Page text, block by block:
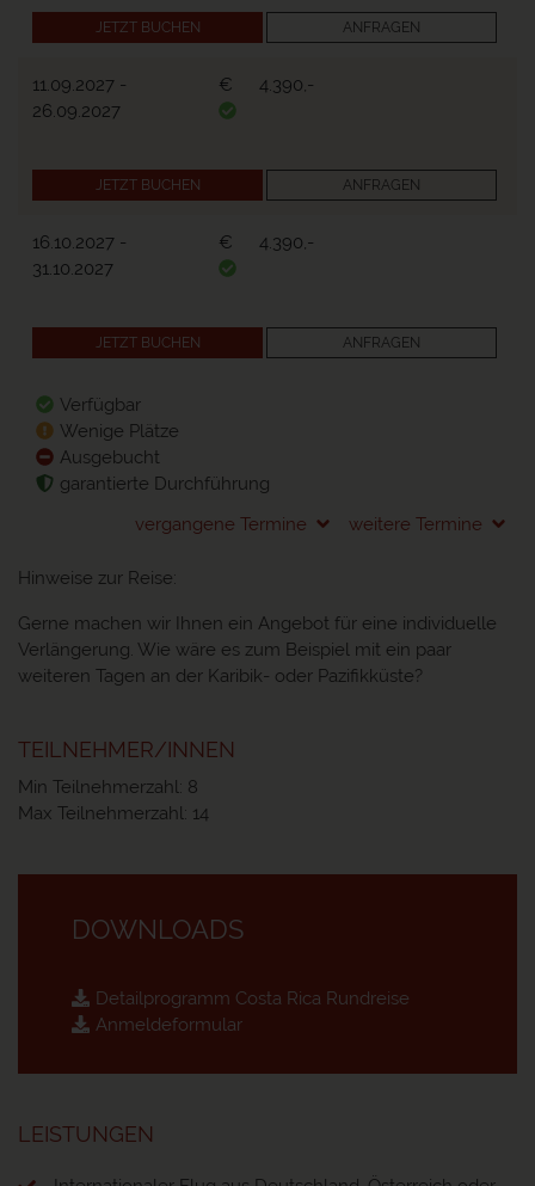
JETZT BUCHEN ANFRAGEN
11.09.2027 -
26.09.2027
€ 4.390,-
JETZT BUCHEN ANFRAGEN
16.10.2027 -
31.10.2027
€ 4.390,-
JETZT BUCHEN ANFRAGEN
Verfügbar
Wenige Plätze
Ausgebucht
garantierte Durchführung
weitere Termine
vergangene Termine
Hinweise zur Reise:
Gerne machen wir Ihnen ein Angebot für eine individuelle
Verlängerung. Wie wäre es zum Beispiel mit ein paar
weiteren Tagen an der Karibik- oder Pazifikküste?
TEILNEHMER/INNEN
Min Teilnehmerzahl: 8
Max Teilnehmerzahl: 14
DOWNLOADS
Detailprogramm Costa Rica Rundreise
Anmeldeformular
LEISTUNGEN